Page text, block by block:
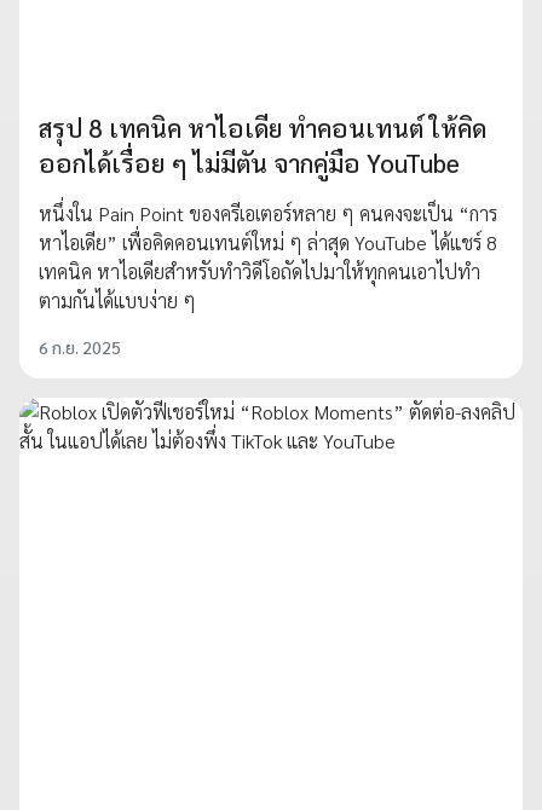
สรุป 8 เทคนิค หาไอเดีย ทำคอนเทนต์ ให้คิด
ออกได้เรื่อย ๆ ไม่มีตัน จากคู่มือ YouTube
หนึ่งใน Pain Point ของครีเอเตอร์หลาย ๆ คนคงจะเป็น “การ
หาไอเดีย” เพื่อคิดคอนเทนต์ใหม่ ๆ ล่าสุด YouTube ได้แชร์ 8
เทคนิค หาไอเดียสำหรับทำวิดีโอถัดไปมาให้ทุกคนเอาไปทำ
ตามกันได้แบบง่าย ๆ
6 ก.ย. 2025